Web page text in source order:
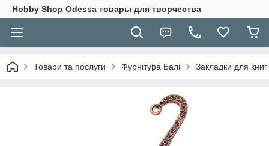
Hobbу Shop Odessa товары для творчества
Товари та послуги Фурнітура Балі Закладки для книг